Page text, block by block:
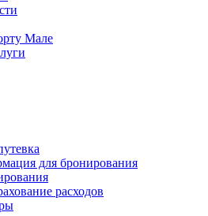
Мале
для бронирования
расходов